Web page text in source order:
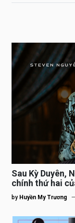
Sau Kỳ Duyên,
chính thứ hai
by Huyền My Trương